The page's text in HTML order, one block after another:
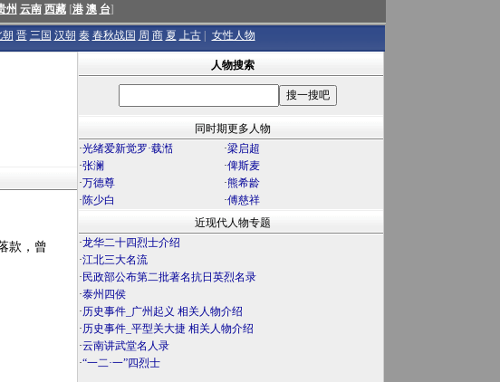
州 云南 西藏[港 澳 台]
晋 三国 汉朝 秦 春秋战国 周 商 夏 上古 女性人物
款，曾
人物搜索
同时期更多人物
·光绪爱新觉罗·载湉 ·梁启超
·张澜 ·俾斯麦
·万德尊 ·熊希龄
·陈少白 ·傅慈祥
近现代人物专题
·龙华二十四烈士介绍
·江北三大名流
· 民政部公布第二批著名抗日英烈名录
·泰州四侯
·历史事件_广州起义 相关人物介绍
·历史事件_平型关大捷 相关人物介绍
·云南讲武堂名人录
·“一二·一”四烈士